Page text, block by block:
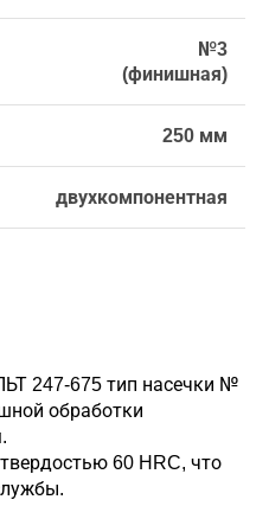
№3
(финишная)
250 мм
двухкомпонентная
247-675 тип насечки №
обработки
60 HRC, что